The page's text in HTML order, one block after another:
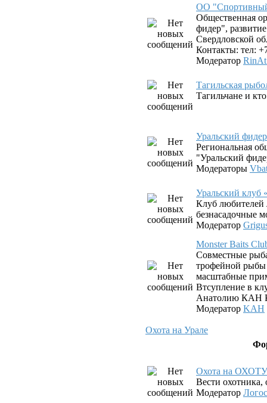
ОО
Общественная
фидер",
Свердловской
Контакты: тел:
Модератор
Тагильская
Тагильчане и
Уральский
Региональная
"Уральский
Модераторы
Уральский клуб
Клуб
безнасадочные
Модератор
Monster Baits
Совместные
трофейной рыбы
масштабные
Втсупление в
Анатолию КАН
Модератор KAH
Охота на Урале
Охота на ОХОТУ
Вести охотника,
Модератор Логос